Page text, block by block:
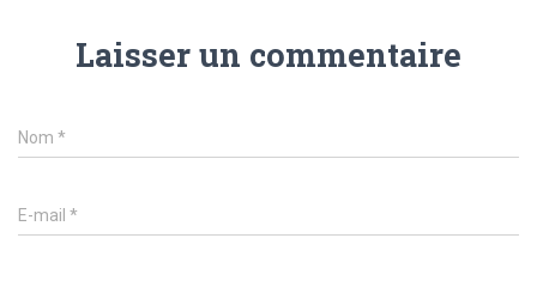
Laisser un commentaire
Nom *
E-mail *